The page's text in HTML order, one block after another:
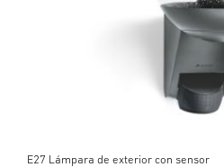
E27 Lámpara de exterior con sensor